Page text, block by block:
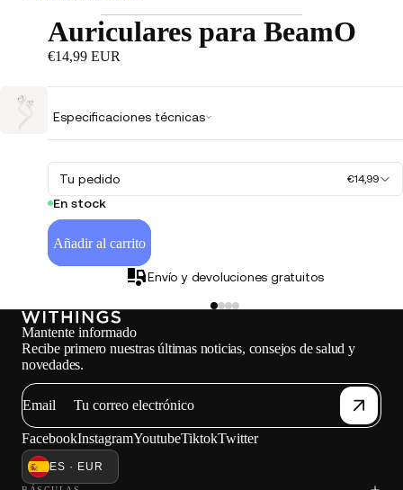
Auriculares para BeamO
€14,99 EUR
Especificaciones técnicas
Tu pedido €14,99
En stock
Añadir al carrito
Envío y devoluciones gratuitos
Mantente informado
Recibe primero nuestras últimas noticias, consejos de salud y
novedades.
Email
FacebookInstagramYoutubeTiktokTwitter
ES · EUR